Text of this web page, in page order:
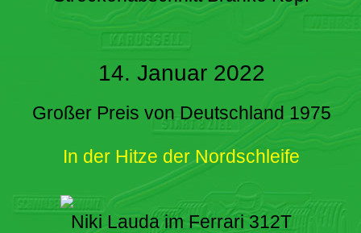
14. Januar 2022
Großer Preis von Deutschland 1975
In der Hitze der Nordschleife
Niki Lauda im Ferrari 312T